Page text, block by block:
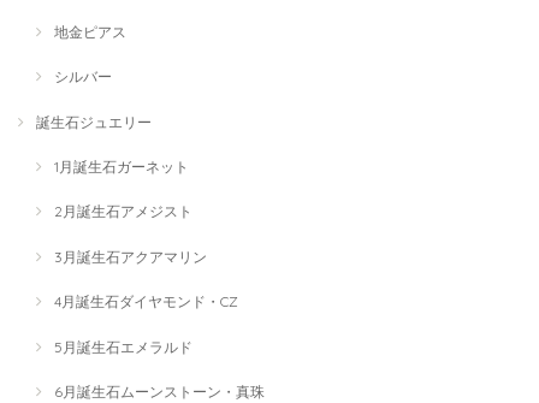
地金ピアス
シルバー
誕生石ジュエリー
1月誕生石ガーネット
2月誕生石アメジスト
3月誕生石アクアマリン
4月誕生石ダイヤモンド・CZ
5月誕生石エメラルド
6月誕生石ムーンストーン・真珠